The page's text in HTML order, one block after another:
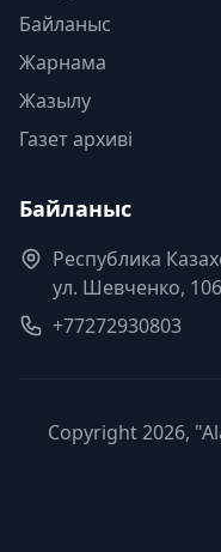
Байланыс
Жарнама
Жазылу
Газет архиві
Байланыс
Республика
ул. Шевченко,
+77272930803
Copyright 2026,